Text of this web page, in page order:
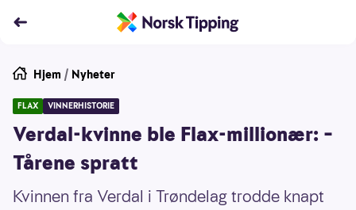
Hjem / Nyheter
FLAX VINNERHISTORIE
Verdal-kvinne ble Flax-millionær: –
Tårene spratt
Kvinnen fra Verdal i Trøndelag trodde knapt